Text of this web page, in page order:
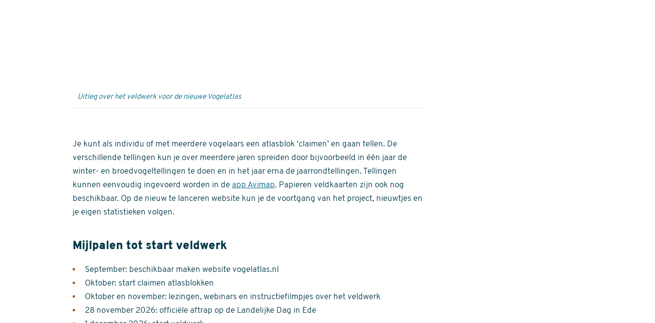
Uitleg over het veldwerk voor de nieuwe Vogelatlas
Je kunt als individu of met meerdere vogelaars een atlasblok ‘claimen’ en gaan tellen. De
verschillende tellingen kun je over meerdere jaren spreiden door bijvoorbeeld in één jaar de
winter- en broedvogeltellingen te doen en in het jaar erna de jaarrondtellingen. Tellingen
kunnen eenvoudig ingevoerd worden in de app Avimap. Papieren veldkaarten zijn ook nog
beschikbaar. Op de nieuw te lanceren website kun je de voortgang van het project, nieuwtjes en
je eigen statistieken volgen.
Mijlpalen tot start veldwerk
September: beschikbaar maken website vogelatlas.nl
Oktober: start claimen atlasblokken
Oktober en november: lezingen, webinars en instructiefilmpjes over het veldwerk
28 november 2026: officiële aftrap op de Landelijke Dag in Ede